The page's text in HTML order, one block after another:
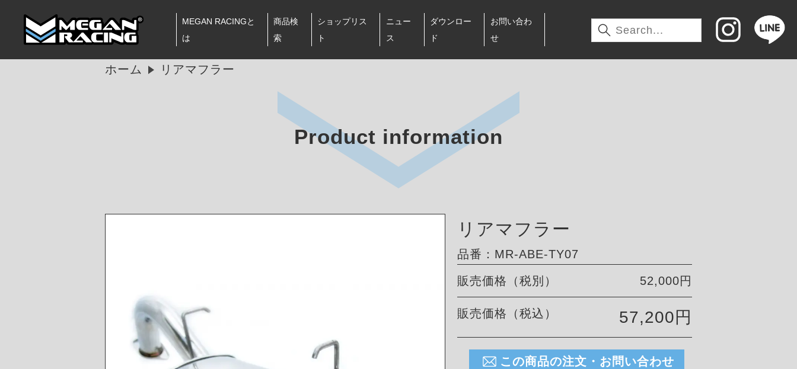
MEGAN RACINGと
は
商品検
索
ショップリス
ト
ニュー
ス
ダウンロー
ド
お問い合わ
せ
ホーム リアマフラー
Product information
リアマフラー
品番：MR-ABE-TY07
販売価格（税別） 52,000円
販売価格（税込） 57,200円
この商品の注文・お問い合わせ